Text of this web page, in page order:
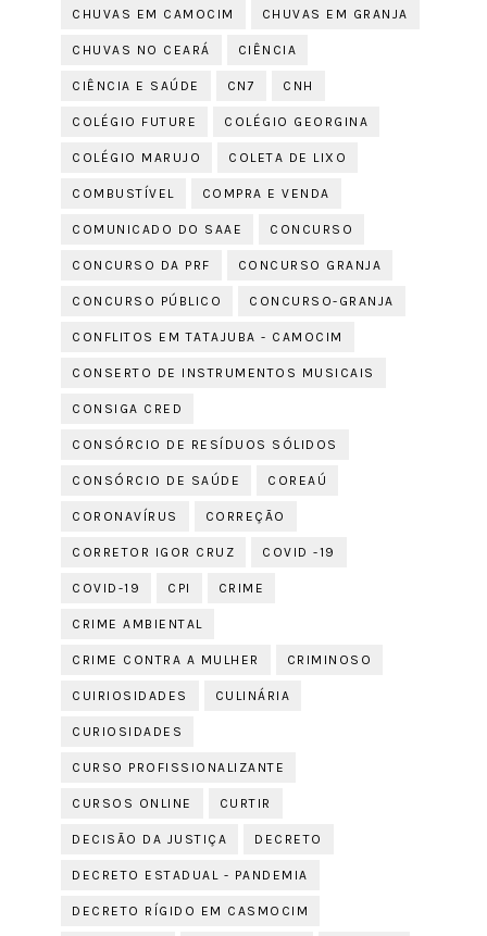
CHUVAS EM CAMOCIM CHUVAS EM GRANJA
CHUVAS NO CEARÁ CIÊNCIA
CIÊNCIA E SAÚDE CN7 CNH
COLÉGIO FUTURE COLÉGIO GEORGINA
COLÉGIO MARUJO COLETA DE LIXO
COMBUSTÍVEL COMPRA E VENDA
COMUNICADO DO SAAE CONCURSO
CONCURSO DA PRF CONCURSO GRANJA
CONCURSO PÚBLICO CONCURSO-GRANJA
CONFLITOS EM TATAJUBA - CAMOCIM
CONSERTO DE INSTRUMENTOS MUSICAIS
CONSIGA CRED
CONSÓRCIO DE RESÍDUOS SÓLIDOS
CONSÓRCIO DE SAÚDE COREAÚ
CORONAVÍRUS CORREÇÃO
CORRETOR IGOR CRUZ COVID -19
COVID-19 CPI CRIME
CRIME AMBIENTAL
CRIME CONTRA A MULHER CRIMINOSO
CUIRIOSIDADES CULINÁRIA
CURIOSIDADES
CURSO PROFISSIONALIZANTE
CURSOS ONLINE CURTIR
DECISÃO DA JUSTIÇA DECRETO
DECRETO ESTADUAL - PANDEMIA
DECRETO RÍGIDO EM CASMOCIM